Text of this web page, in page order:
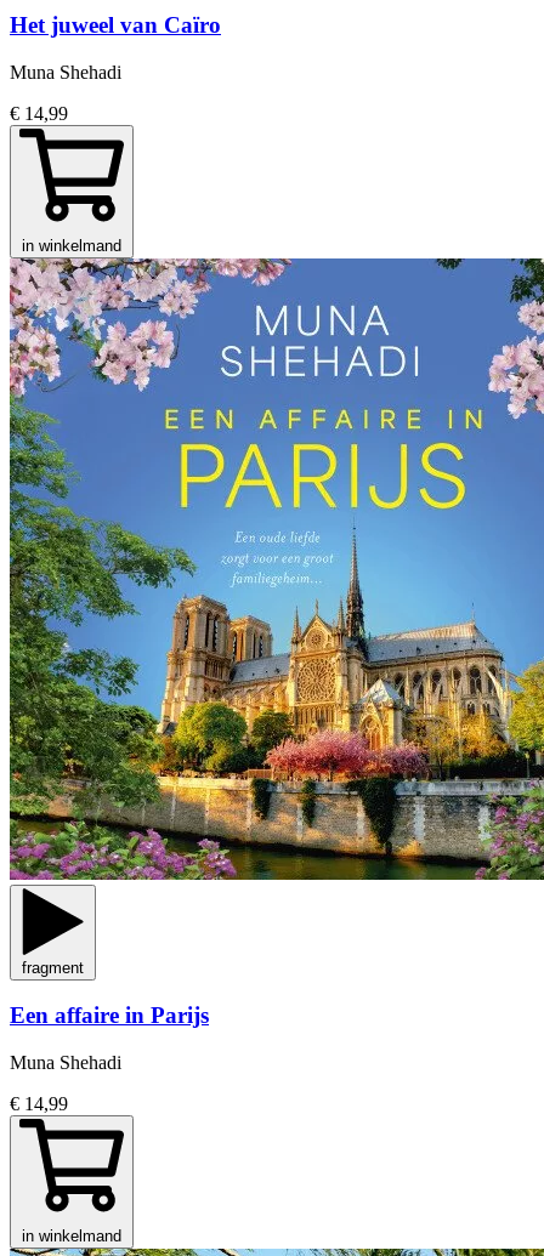
Het juweel van Caïro
Muna Shehadi
€ 14,99
in winkelmand
fragment
Een affaire in Parijs
Muna Shehadi
€ 14,99
in winkelmand